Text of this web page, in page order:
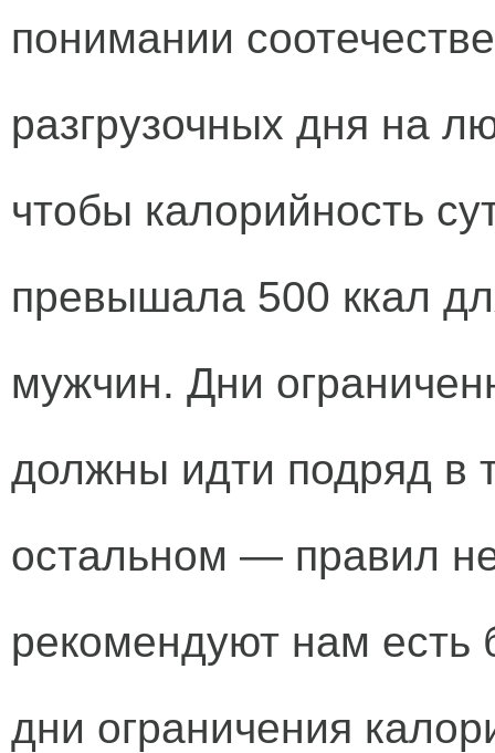
понимании
разгрузочных дня на
чтобы калорийность
превышала 500 ккал
мужчин. Дни
должны идти подряд в
остальном — правил
рекомендуют нам
дни ограничения